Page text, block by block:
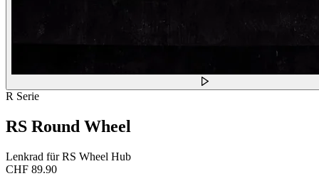
R Serie
RS Round Wheel
Lenkrad für RS Wheel Hub
CHF 89.90